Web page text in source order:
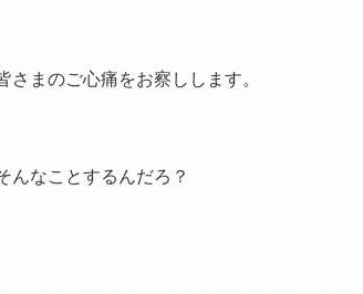
まのご心痛をお察しします。
んなことするんだろ？